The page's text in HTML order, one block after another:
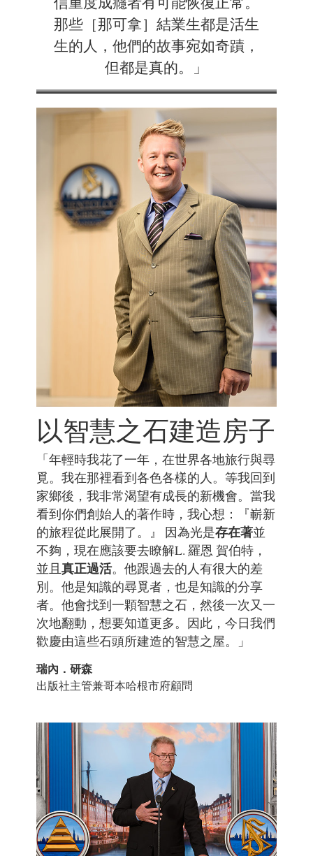
那些［那可拿］結業生都是活生
生的人，他們的故事宛如奇蹟，
但都是真的。」
以智慧之石建造房子
「年輕時我花了一年，在世界各地旅行與尋
覓。我在那裡看到各色各樣的人。等我回到
家鄉後，我非常渴望有成長的新機會。當我
看到你們創始人的著作時，我心想：『嶄新
的旅程從此展開了。』 因為光是存在著並
不夠，現在應該要去瞭解L. 羅恩 賀伯特，
並且真正過活。他跟過去的人有很大的差
別。他是知識的尋覓者，也是知識的分享
者。他會找到一顆智慧之石，然後一次又一
次地翻動，想要知道更多。因此，今日我們
歡慶由這些石頭所建造的智慧之屋。」
瑞內．研森
出版社主管兼哥本哈根市府顧問